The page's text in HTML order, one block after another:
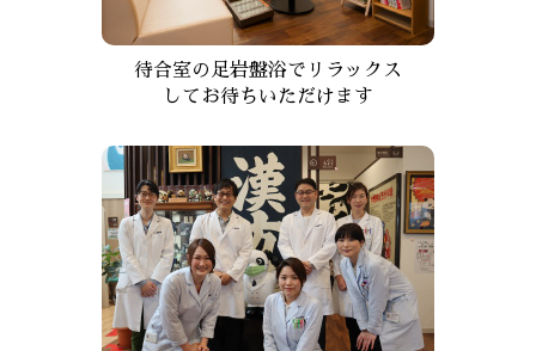
待合室の足岩盤浴でリラックス
してお待ちいただけます